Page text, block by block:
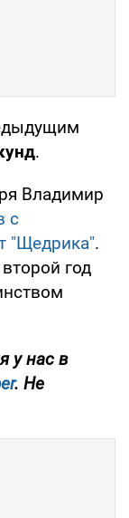
.
Владимир
с
"Щедрика".
год
у нас в
. Не